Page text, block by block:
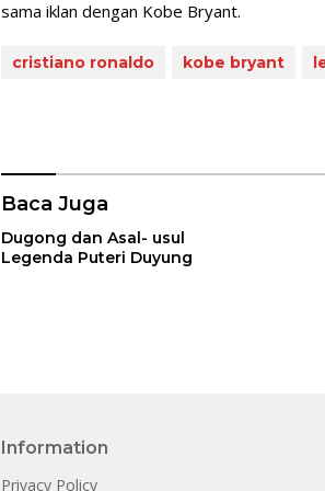
sama iklan dengan Kobe Bryant.
cristiano ronaldo kobe bryant
Baca Juga
Dugong dan Asal- usul
Legenda Puteri Duyung
Information
Privacy Policy